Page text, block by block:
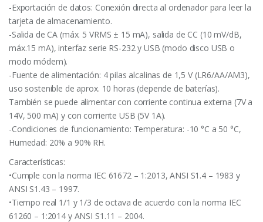
-Exportación de datos: Conexión directa al ordenador para leer la
tarjeta de almacenamiento.
-Salida de CA (máx. 5 VRMS ± 15 mA), salida de CC (10 mV/dB,
máx.15 mA), interfaz serie RS-232 y USB (modo disco USB o
modo módem).
-Fuente de alimentación: 4 pilas alcalinas de 1,5 V (LR6/AA/AM3),
uso sostenible de aprox. 10 horas (depende de baterías).
También se puede alimentar con corriente continua externa (7V a
14V, 500 mA) y con corriente USB (5V 1A).
-Condiciones de funcionamiento: Temperatura: -10 °C a 50 °C,
Humedad: 20% a 90% RH.
Características:
•Cumple con la norma IEC 61672 – 1:2013, ANSI S1.4 – 1983 y
ANSI S1.43 – 1997.
•Tiempo real 1/1 y 1/3 de octava de acuerdo con la norma IEC
61260 – 1:2014 y ANSI S1.11 – 2004.